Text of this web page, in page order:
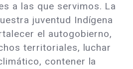
a las que servimos. La
juventud Indígena
el autogobierno,
territoriales, luchar
contener la